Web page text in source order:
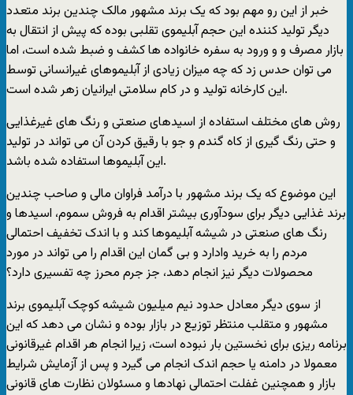
خبر از این رو مهم بود که یک برند مشهور مالک چندین برند متعدد
دیگر تولید کننده این حجم آبلیموی تقلبی بوده که پیش از انتقال به
بازار مصرف و و ورود به سفره خانواده ها کشف و ضبط شده است، اما
می توان حدس زد که چه میزان زیادی از آبلیموهای غیرانسانی توسط
این کارخانه تولید و در کام سلامتی ایرانیان زهر شده است.
روش های مختلف استفاده از اسیدهای صنعتی و رنگ های غیرغذایی
و حتی رنگ گیری از کاه گندم و جو با رقیق کردن آن می تواند در تولید
این آبلیموها استفاده شده باشد.
این موضوع که یک برند مشهور با درآمد فراوان مالی و صاحب چندین
برند غذایی دیگر برای سودآوری بیشتر اقدام به فروش سموم، اسیدها و
رنگ های صنعتی در شیشه آبلیموها کند و با اندک تخفیف احتمالی
مردم را به خرید وادارد و بی گمان این اقدام را می تواند در مورد
محصولات دیگر نیز انجام دهد، جز جرم محرز چه تفسیری دارد؟
از سوی دیگر معادل حدود نیم میلیون شیشه کوچک آبلیموی برند
مشهور و متقلب منتظر توزیع در بازار بوده و نشان می دهد که این
برنامه ریزی برای نخستین بار نبوده است، زیرا انجام هر اقدام غیرقانونی
معمولا در دامنه یا حجم اندک انجام می گیرد و پس از آزمایش شرایط
بازار و همچنین غفلت احتمالی نهادها و مسئولان نظارت های قانونی